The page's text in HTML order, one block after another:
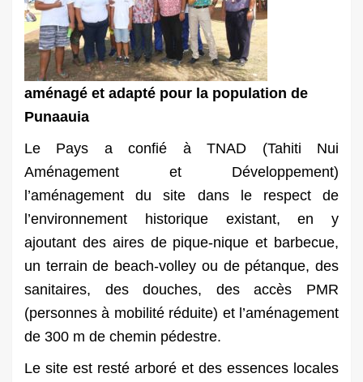
aménagé et adapté pour la population de
Punaauia
Le Pays a confié à TNAD (Tahiti Nui
Aménagement et Développement)
l’aménagement du site dans le respect de
l’environnement historique existant, en y
ajoutant des aires de pique-nique et barbecue,
un terrain de beach-volley ou de pétanque, des
sanitaires, des douches, des accès PMR
(personnes à mobilité réduite) et l’aménagement
de 300 m de chemin pédestre.
Le site est resté arboré et des essences locales